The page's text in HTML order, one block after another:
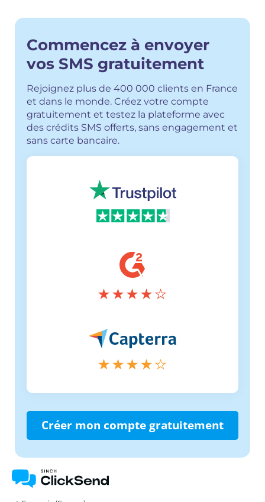
Commencez à envoyer
vos SMS gratuitement
Rejoignez plus de 400 000 clients en France
et dans le monde. Créez votre compte
gratuitement et testez la plateforme avec
des crédits SMS offerts, sans engagement et
sans carte bancaire.
Créer mon compte gratuitement